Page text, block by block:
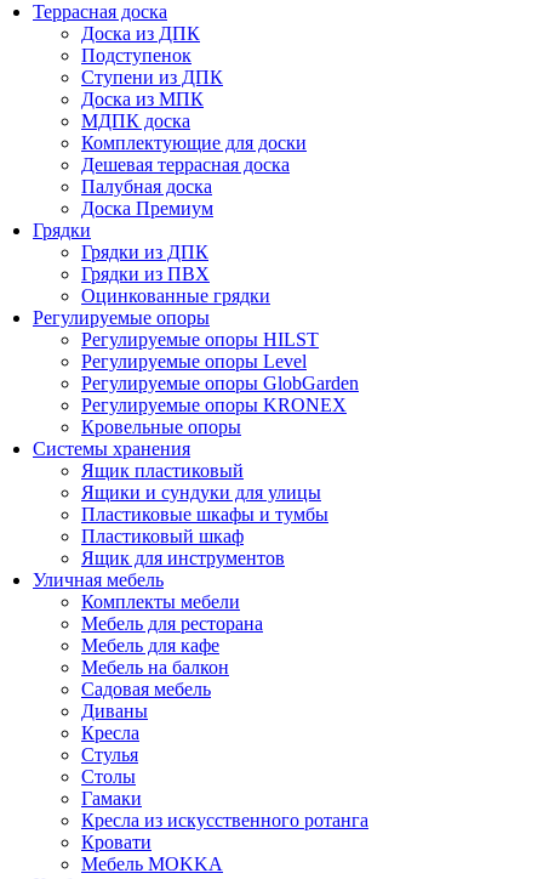
Террасная доска
Доска из ДПК
Подступенок
Ступени из ДПК
Доска из МПК
МДПК доска
Комплектующие для доски
Дешевая террасная доска
Палубная доска
Доска Премиум
Грядки
Грядки из ДПК
Грядки из ПВХ
Оцинкованные грядки
Регулируемые опоры
Регулируемые опоры HILST
Регулируемые опоры Level
Регулируемые опоры GlobGarden
Регулируемые опоры KRONEX
Кровельные опоры
Системы хранения
Ящик пластиковый
Ящики и сундуки для улицы
Пластиковые шкафы и тумбы
Пластиковый шкаф
Ящик для инструментов
Уличная мебель
Комплекты мебели
Мебель для ресторана
Мебель для кафе
Мебель на балкон
Садовая мебель
Диваны
Кресла
Стулья
Столы
Гамаки
Кресла из искусственного ротанга
Кровати
Мебель MOKKA